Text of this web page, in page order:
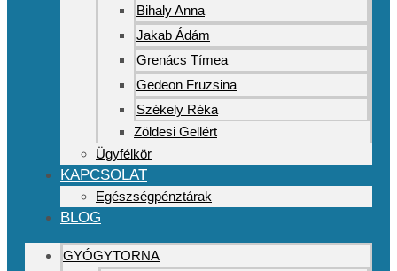
Bihaly Anna
Jakab Ádám
Grenács Tímea
Gedeon Fruzsina
Székely Réka
Zöldesi Gellért
Ügyfélkör
KAPCSOLAT
Egészségpénztárak
BLOG
GYÓGYTORNA